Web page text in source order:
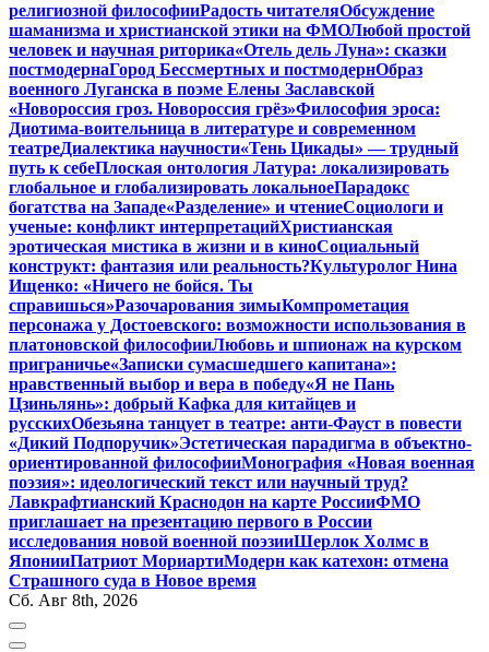
религиозной философииРадость читателяОбсуждение
шаманизма и христианской этики на ФМОЛюбой простой
человек и научная риторика«Отель дель Луна»: сказки
постмодернаГород Бессмертных и постмодернОбраз
военного Луганска в поэме Елены Заславской
«Новороссия гроз. Новороссия грёз»Философия эроса:
Диотима-воительница в литературе и современном
театреДиалектика научности«Тень Цикады» — трудный
путь к себеПлоская онтология Латура: локализировать
глобальное и глобализировать локальноеПарадокс
богатства на Западе«Разделение» и чтениеСоциологи и
ученые: конфликт интерпретацийХристианская
эротическая мистика в жизни и в киноСоциальный
конструкт: фантазия или реальность?Культуролог Нина
Ищенко: «Ничего не бойся. Ты
справишься»Разочарования зимыКомпрометация
персонажа у Достоевского: возможности использования в
платоновской философииЛюбовь и шпионаж на курском
приграничье«Записки сумасшедшего капитана»:
нравственный выбор и вера в победу«Я не Пань
Цзиньлянь»: добрый Кафка для китайцев и
русскихОбезьяна танцует в театре: анти-Фауст в повести
«Дикий Подпоручик»Эстетическая парадигма в объектно-
ориентированной философииМонография «Новая военная
поэзия»: идеологический текст или научный труд?
Лавкрафтианский Краснодон на карте РоссииФМО
приглашает на презентацию первого в России
исследования новой военной поэзииШерлок Холмс в
ЯпонииПатриот МориартиМодерн как катехон: отмена
Страшного суда в Новое время
Сб. Авг 8th, 2026